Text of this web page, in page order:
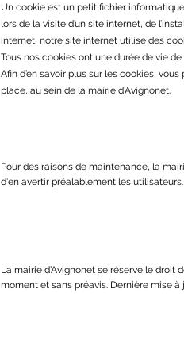
Un cookie est un petit fichier
lors de la visite d’un site internet, de
internet, notre site internet utilise des
Tous nos cookies ont une durée de vie
Afin d’en savoir plus sur les cookies,
place, au sein de la mairie d’Avignonet.
Pour des raisons de maintenance, la
d'en avertir préalablement les utilisateurs.
La mairie d’Avignonet se réserve le droit
moment et sans préavis. Dernière mise